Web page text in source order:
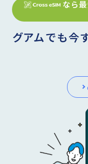
なら
グアムでも今